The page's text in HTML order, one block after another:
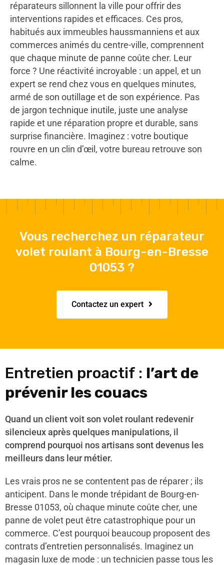
réparateurs sillonnent la ville pour offrir des
interventions rapides et efficaces. Ces pros,
habitués aux immeubles haussmanniens et aux
commerces animés du centre-ville, comprennent
que chaque minute de panne coûte cher. Leur
force ? Une réactivité incroyable : un appel, et un
expert se rend chez vous en quelques minutes,
armé de son outillage et de son expérience. Pas
de jargon technique inutile, juste une analyse
rapide et une réparation propre et durable, sans
surprise financière. Imaginez : votre boutique
rouvre en un clin d’œil, votre bureau retrouve son
calme.
Vous recherchez un réparateur
volet roulant à Bourg-en-Bresse
01053 ?
Contactez un expert
Entretien proactif : l’art de
prévenir les couacs
Quand un client voit son volet roulant redevenir
silencieux après quelques manipulations, il
comprend pourquoi nos artisans sont devenus les
meilleurs dans leur métier.
Les vrais pros ne se contentent pas de réparer ; ils
anticipent. Dans le monde trépidant de Bourg-en-
Bresse 01053, où chaque minute coûte cher, une
panne de volet peut être catastrophique pour un
commerce. C’est pourquoi beaucoup proposent des
contrats d’entretien personnalisés. Imaginez un
magasin luxe de mode : un technicien passe tous les